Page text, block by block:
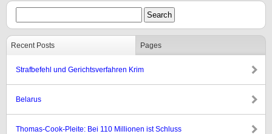
Recent Posts Pages
Strafbefehl und Gerichtsverfahren Krim
Belarus
Thomas-Cook-Pleite: Bei 110 Millionen ist Schluss